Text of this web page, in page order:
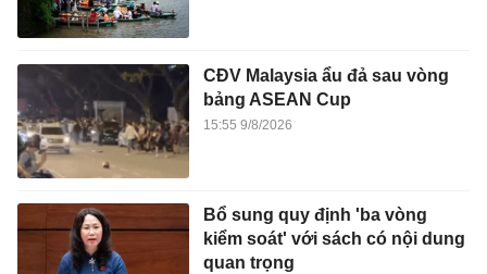
CĐV Malaysia ẩu đả sau vòng
bảng ASEAN Cup
15:55 9/8/2026
Bổ sung quy định 'ba vòng
kiểm soát' với sách có nội dung
quan trọng